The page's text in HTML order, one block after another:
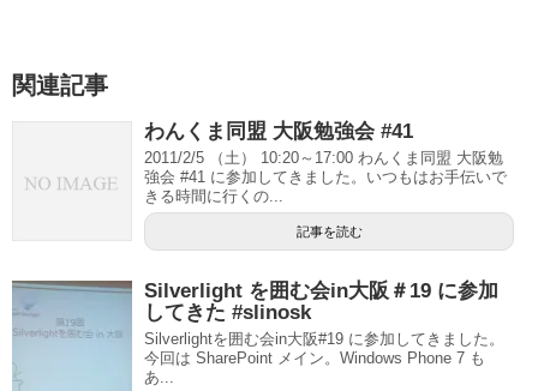
関連記事
わんくま同盟 大阪勉強会 #41
2011/2/5 （土） 10:20～17:00 わんくま同盟 大阪勉
強会 #41 に参加してきました。いつもはお手伝いで
きる時間に行くの...
記事を読む
Silverlight を囲む会in大阪＃19 に参加
してきた #slinosk
Silverlightを囲む会in大阪#19 に参加してきました。
今回は SharePoint メイン。Windows Phone 7 も
あ...